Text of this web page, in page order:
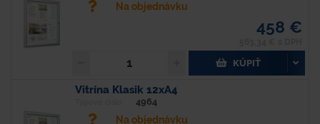
Na objednávku
458 €
KÚPIŤ
Vitrína Klasik 12xA4
4964
Na objednávku